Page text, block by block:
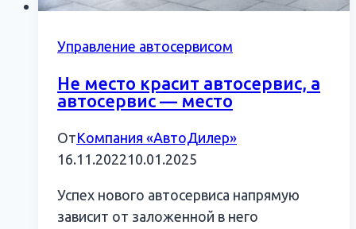
Управление автосервисом
Не место красит автосервис, а
автосервис — место
ОтКомпания «АвтоДилер»
16.11.202210.01.2025
Успех нового автосервиса напрямую
зависит от заложенной в него